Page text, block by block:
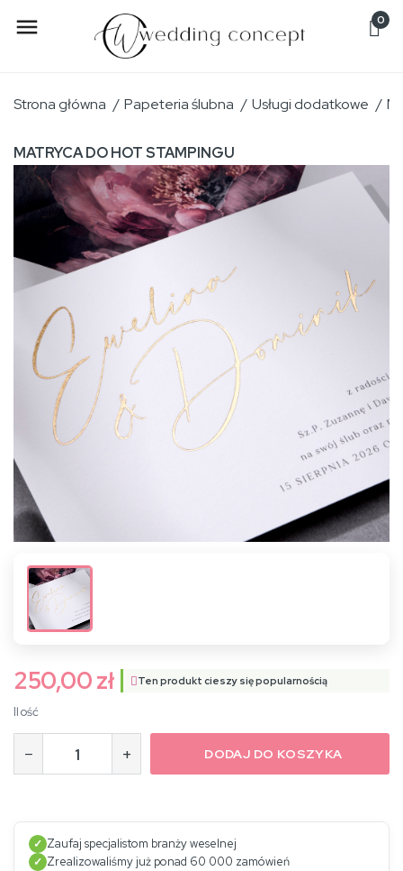
 0
Strona główna Papeteria ślubna Usługi dodatkowe
MATRYCA DO HOT STAMPINGU
250,00 zł Ten produkt cieszy się popularnością
Ilość
− + DODAJ DO KOSZYKA
✓ Zaufaj specjalistom branży weselnej
✓ Zrealizowaliśmy już ponad 60 000 zamówień